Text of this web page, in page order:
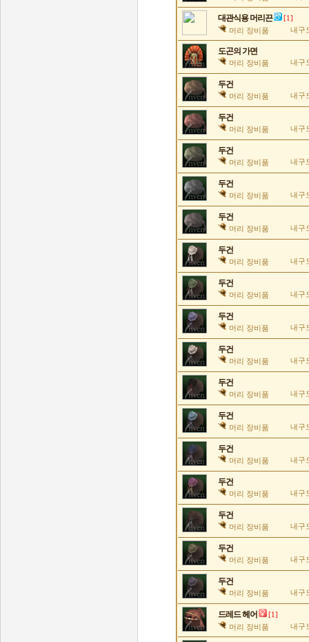
대관식용 머리끈 [1]
머리 장비품 내구
도곤의 가면
머리 장비품 내구
두건
머리 장비품 내구
두건
머리 장비품 내구
두건
머리 장비품 내구
두건
머리 장비품 내구
두건
머리 장비품 내구
두건
머리 장비품 내구
두건
머리 장비품 내구
두건
머리 장비품 내구
두건
머리 장비품 내구
두건
머리 장비품 내구
두건
머리 장비품 내구
두건
머리 장비품 내구
두건
머리 장비품 내구
두건
머리 장비품 내구
두건
머리 장비품 내구
두건
머리 장비품 내구
드레드 헤어 [1]
머리 장비품 내구